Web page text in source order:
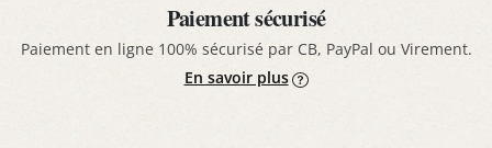
Paiement sécurisé
Paiement en ligne 100% sécurisé par CB, PayPal ou Virement.
En savoir plus